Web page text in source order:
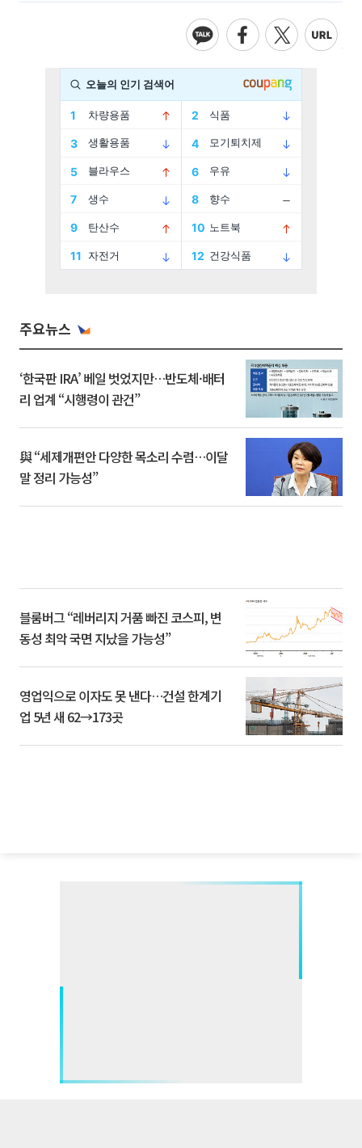
주요뉴스
‘한국판 IRA’ 베일 벗었지만…반도체·배터
리 업계 “시행령이 관건”
與 “세제개편안 다양한 목소리 수렴…이달
말 정리 가능성”
블룸버그 “레버리지 거품 빠진 코스피, 변
동성 최악 국면 지났을 가능성”
영업익으로 이자도 못 낸다…건설 한계기
업 5년 새 62→173곳